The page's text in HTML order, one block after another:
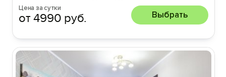
Цена за сутки
от 4990 руб. Выбрать